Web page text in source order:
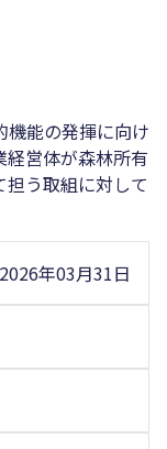
機能の発揮に向け
営体が森林所有
う取組に対して
2026年03月31日